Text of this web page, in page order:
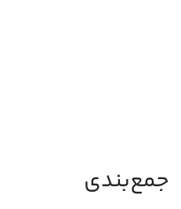
جمع‌بندی